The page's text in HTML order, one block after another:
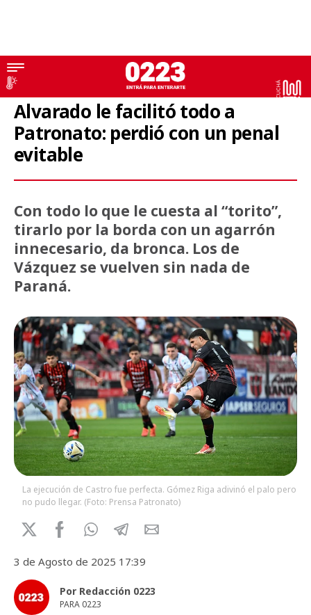
Primera Nacional
Alvarado le facilitó todo a
Patronato: perdió con un penal
evitable
Con todo lo que le cuesta al “torito”,
tirarlo por la borda con un agarrón
innecesario, da bronca. Los de
Vázquez se vuelven sin nada de
Paraná.
La ejecución de Castro fue perfecta. Gómez Riga adivinó el palo pero
no pudo llegar. (Foto: Prensa Patronato)
3 de Agosto de 2025 17:39
Por Redacción 0223
PARA 0223